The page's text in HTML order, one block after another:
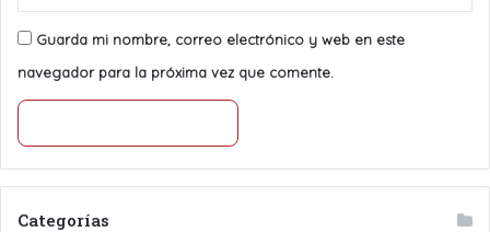
Guarda mi nombre, correo electrónico y web en este
navegador para la próxima vez que comente.
Categorías